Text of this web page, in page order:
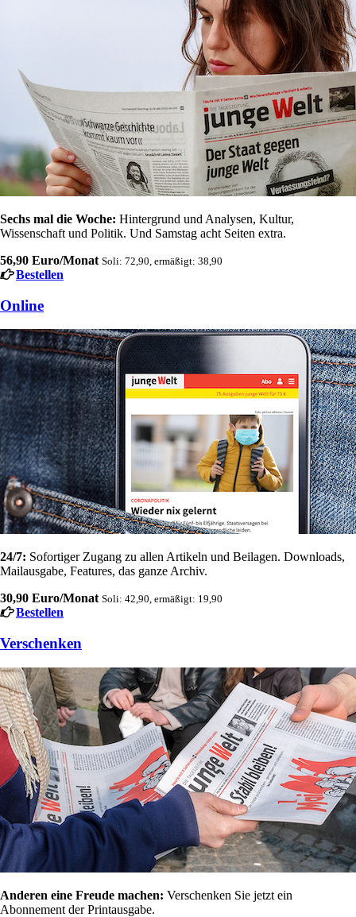
Sechs mal die Woche: Hintergrund und Analysen, Kultur,
Wissenschaft und Politik. Und Samstag acht Seiten extra.
56,90 Euro/Monat Soli: 72,90, ermäßigt: 38,90
Bestellen
Online
24/7: Sofortiger Zugang zu allen Artikeln und Beilagen. Downloads,
Mailausgabe, Features, das ganze Archiv.
30,90 Euro/Monat Soli: 42,90, ermäßigt: 19,90
Bestellen
Verschenken
Anderen eine Freude machen: Verschenken Sie jetzt ein
Abonnement der Printausgabe.